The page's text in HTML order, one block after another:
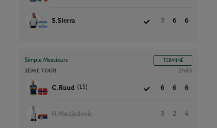
S.Sierra 3 6 6
Simple Messieurs TERMINÉ
2ÈME TOUR 2h03
C.Ruud (15) 6 6 6
H.Medjedovic 3 2 4